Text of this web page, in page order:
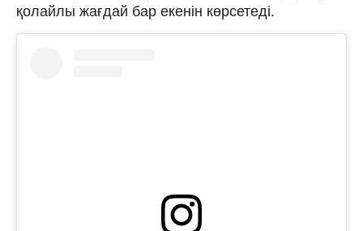
қолайлы жағдай бар екенін көрсетеді.